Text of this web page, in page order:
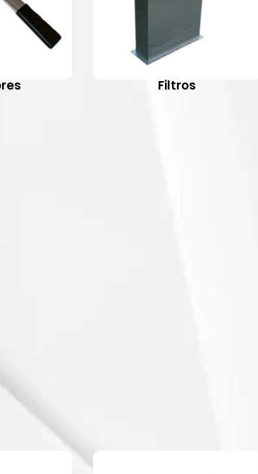
Filtros